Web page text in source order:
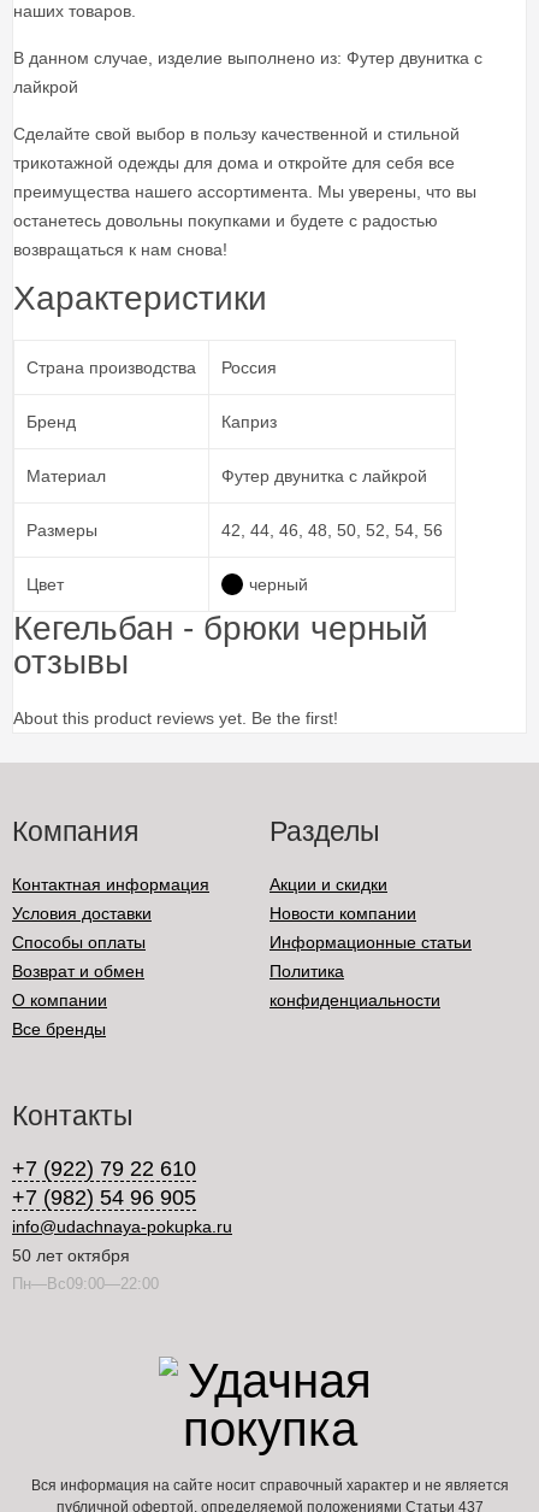
наших товаров.
В данном случае, изделие выполнено из: Футер двунитка с
лайкрой
Сделайте свой выбор в пользу качественной и стильной
трикотажной одежды для дома и откройте для себя все
преимущества нашего ассортимента. Мы уверены, что вы
останетесь довольны покупками и будете с радостью
возвращаться к нам снова!
Характеристики
Страна производства Россия
Бренд Каприз
Материал Футер двунитка с лайкрой
Размеры 42, 44, 46, 48, 50, 52, 54, 56
Цвет черный
Кегельбан - брюки черный
отзывы
About this product reviews yet. Be the first!
Компания
Контактная информация
Условия доставки
Способы оплаты
Возврат и обмен
О компании
Все бренды
Разделы
Акции и скидки
Новости компании
Информационные статьи
Политика
конфиденциальности
Контакты
+7 (922) 79 22 610
+7 (982) 54 96 905
info@udachnaya-pokupka.ru
50 лет октября
Пн—Вс09:00—22:00
Вся информация на сайте носит справочный характер и не является
публичной офертой, определяемой положениями Статьи 437